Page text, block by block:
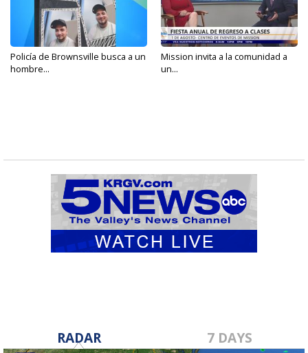
Policía de Brownsville busca a un
hombre...
Mission invita a la comunidad a
un...
RADAR 7 DAYS